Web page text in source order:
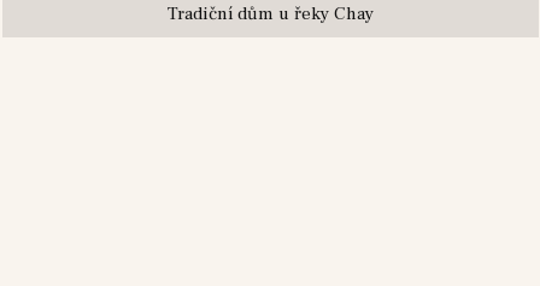
Tradiční dům u řeky Chay